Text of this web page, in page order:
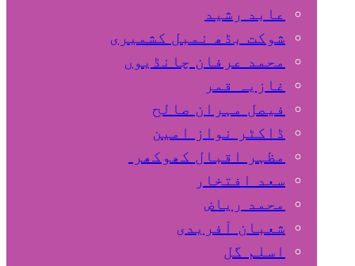
عابد رشید
شوکت بڈھ نمبل کشمیری
محمد عرفان چانڈیوں
غازیہ قمر
فیصل مہران صالح
ڈاکٹر نواز امین
مظہر اقبال کھوکھر
سعد افتخار
محمد ریاض
شعبان آفریدی
اسلم گل